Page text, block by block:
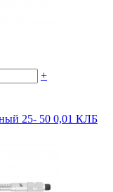
+
25- 50 0,01 КЛБ